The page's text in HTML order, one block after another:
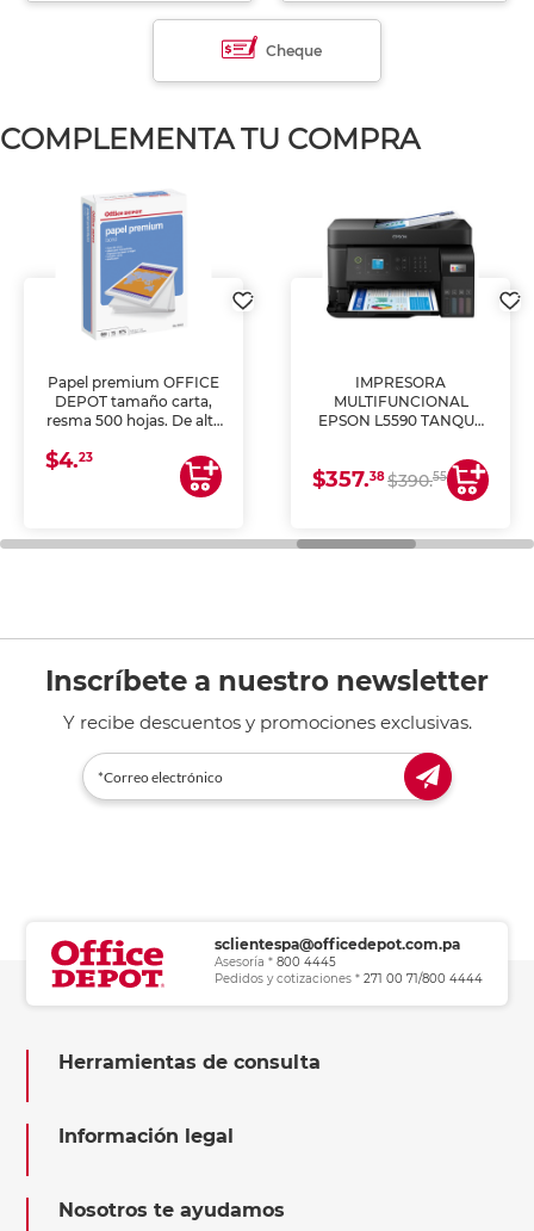
Cheque
COMPLEMENTA TU COMPRA
Papel premium OFFICE
DEPOT tamaño carta,
resma 500 hojas. De alta
uniforme, ideal para
impresoras de inyección
de tinta y láser,
general de oficina.
$4.23
IMPRESORA
MULTIFUNCIONAL
EPSON L5590 TANQUE
COPIA Y ESCANEA)
$357.38$390.55
Inscríbete a nuestro newsletter
Y recibe descuentos y promociones exclusivas.
sclientespa@officedepot.com.pa
Asesoría * 800 4445
Pedidos y cotizaciones * 271 00 71/800 4444
Herramientas de consulta
Información legal
Nosotros te ayudamos